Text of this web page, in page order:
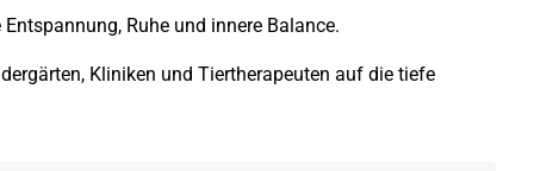
Ruhe und innere Balance.
Kliniken und Tiertherapeuten auf die tiefe